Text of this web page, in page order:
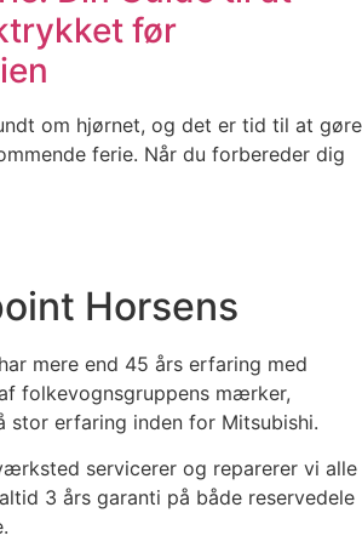
før
om hjørnet, og det er tid til at gøre
ferie. Når du forbereder dig
Horsens
mere end 45 års erfaring med
folkevognsgruppens mærker,
stor erfaring inden for Mitsubishi.
servicerer og reparerer vi alle
3 års garanti på både reservedele